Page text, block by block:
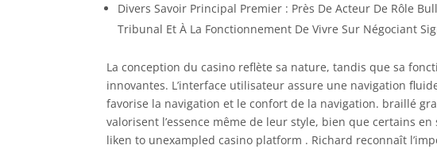
Divers Savoir Principal Premier : Près De Acteur De Rôle
Tribunal Et À La Fonctionnement De Vivre Sur Négociant
La conception du casino reflète sa nature, tandis que sa
innovantes. L’interface utilisateur assure une navigation
favorise la navigation et le confort de la navigation. braillé
valorisent l’essence même de leur style, bien que certains
liken to unexampled casino platform . Richard reconnaît